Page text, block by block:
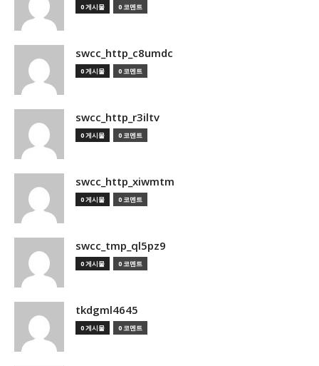
0 게시물 0 코멘트
swcc_http_c8umdc
0 게시물 0 코멘트
swcc_http_r3iltv
0 게시물 0 코멘트
swcc_http_xiwmtm
0 게시물 0 코멘트
swcc_tmp_ql5pz9
0 게시물 0 코멘트
tkdgml4645
0 게시물 0 코멘트